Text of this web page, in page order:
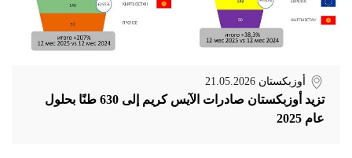
أوزبكستان 21.05.2026
تزيد أوزبكستان صادرات الآيس كريم إلى 630 طنًا بحلول
عام 2025